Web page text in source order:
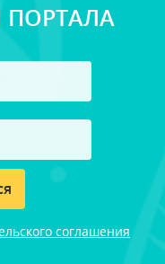
соглашения